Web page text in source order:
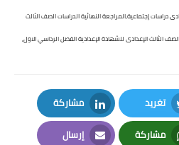
دراسات إجتماعية,المراجعة النهائية الدراسات الصف الثالث
الثالث الإعدادى للشهادة الإعدادية الفصل الرداسي الاول,
تغريد
Twitter
مشاركة
LinkedIn
مشاركة إرسال